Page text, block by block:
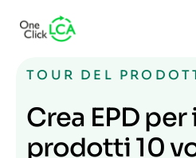
TOUR DEL
Crea EPD
prodotti 10